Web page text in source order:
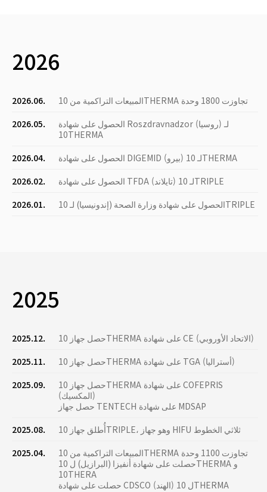
2026
2026.06.
المبيعات التراكمية من 10THERMA تجاوزت 1800 وحدة
2026.05.
الحصول على شهادة Roszdravnadzor (روسيا) لـ
10THERMA
2026.04.
الحصول على شهادة DIGEMID (بيرو) لـ 10THERMA
2026.02.
الحصول على شهادة TFDA (تايلاند) لـ 10TRIPLE
2026.01.
الحصول على شهادة وزارة الصحة (إندونيسيا) لـ 10TRIPLE
2025
2025.12.
حصل جهاز 10THERMA على شهادة CE (الاتحاد الأوروبي)
2025.11.
حصل جهاز 10THERMA على شهادة TGA (أستراليا)
2025.09.
حصل جهاز 10THERMA على شهادة COFEPRIS
(المكسيك)
حصل جهاز TENTECH على شهادة MDSAP
2025.08.
أُطلق جهاز 10TRIPLE، وهو جهاز HIFU ثلاثي الخطوط
2025.04.
المبيعات التراكمية من 10THERMA تجاوزت 1100 وحدة
حصلت على شهادة أنفيزا (البرازيل) ل 10THERMA و
10THERA
حصلت على شهادة CDSCO (الهند) ل 10THERMA